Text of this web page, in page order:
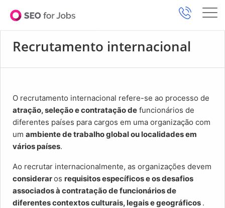
Recrutamento internacional
O recrutamento internacional refere-se ao processo de
atração, seleção e contratação de funcionários de
diferentes países para cargos em uma organização com
um ambiente de trabalho global ou localidades em
vários países.
Ao recrutar internacionalmente, as organizações devem
consideraros requisitos específicos e os desafios
associados à contratação de funcionários de
diferentes contextos culturais, legais e geográficos .